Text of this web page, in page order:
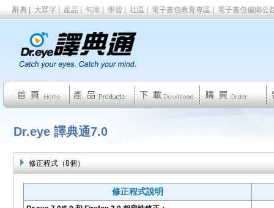
辭典 大眾字 産品 句庫 學習 社區 電子書包教育專區 電子書包偏鄉公
Dr.eye 譯典通7.0
修正程式（8個）
修正程式說明